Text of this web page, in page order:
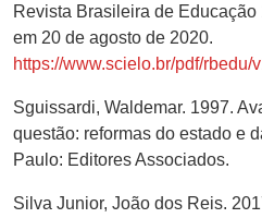
Revista Brasileira de
em 20 de agosto de 2020.
https://www.scielo.br/pdf/rbedu/
Sguissardi, Waldemar. 1997.
questão: reformas do estado e
Paulo: Editores Associados.
Silva Junior, João dos Reis.